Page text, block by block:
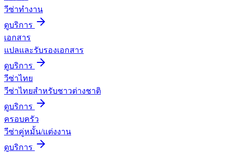
วีซ่าทำงาน
ดูบริการ
เอกสาร
แปลและรับรองเอกสาร
ดูบริการ
วีซ่าไทย
วีซ่าไทยสำหรับชาวต่างชาติ
ดูบริการ
ครอบครัว
วีซ่าคู่หมั้น/แต่งงาน
ดูบริการ